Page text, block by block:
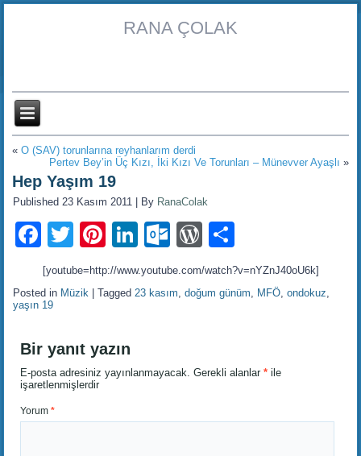
RANA ÇOLAK
«O (SAV) torunlarına reyhanlarım derdi
Pertev Bey’in Üç Kızı, İki Kızı Ve Torunları – Münevver Ayaşlı »
Hep Yaşım 19
Published 23 Kasım 2011 By RanaColak
Facebook
TwitterPinterest
LinkedIn
Outlook.com
WordPress
[youtube=http://www.youtube.com/watch?v=nYZnJ40oU6k]
Posted in Müzik |Tagged 23 kasım,doğum günüm, MFÖ,ondokuz,
yaşın 19
Bir yanıt yazın
E-posta adresiniz yayınlanmayacak. Gerekli alanlar* ile
işaretlenmişlerdir
Yorum*